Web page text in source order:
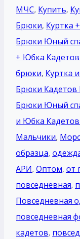
МЧС, Купить,
Брюки, Куртка
Брюки Юный
+ Юбка
брюки, Куртка
Брюки
Брюки Юный
и Юбка
Мальчики,
образца,
АРИ, Оптом, от
повседневная,
Повседневная
повседневная
кадетов,